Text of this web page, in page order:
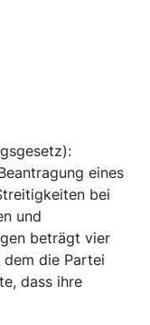
eines
bei
und
beträgt vier
dem die Partei
dass ihre